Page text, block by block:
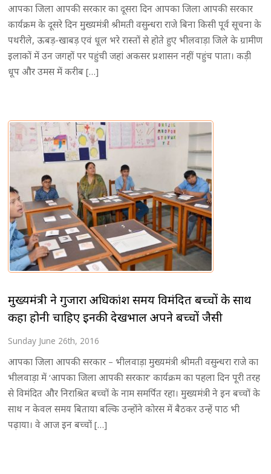
आपका जिला आपकी सरकार का दूसरा दिन आपका जिला आपकी सरकार
कार्यक्रम के दूसरे दिन मुख्यमंत्री श्रीमती वसुन्धरा राजे बिना किसी पूर्व सूचना के
पथरीले, ऊबड़-खाबड़ एवं धूल भरे रास्तों से होते हुए भीलवाड़ा जिले के ग्रामीण
इलाकों में उन जगहों पर पहुंची जहां अकसर प्रशासन नहीं पहुंच पाता। कड़ी
धूप और उमस में करीब […]
मुख्यमंत्री ने गुजारा अधिकांश समय विमंदित बच्चों के साथ
कहा होनी चाहिए इनकी देखभाल अपने बच्चों जैसी
Sunday June 26th, 2016
आपका जिला आपकी सरकार – भीलवाड़ा मुख्यमंत्री श्रीमती वसुन्धरा राजे का
भीलवाड़ा में ‘आपका जिला आपकी सरकार’ कार्यक्रम का पहला दिन पूरी तरह
से विमंदित और निराश्रित बच्चों के नाम समर्पित रहा। मुख्यमंत्री ने इन बच्चों के
साथ न केवल समय बिताया बल्कि उन्होंने कोरस में बैठकर उन्हें पाठ भी
पढ़ाया। वे आज इन बच्चों […]